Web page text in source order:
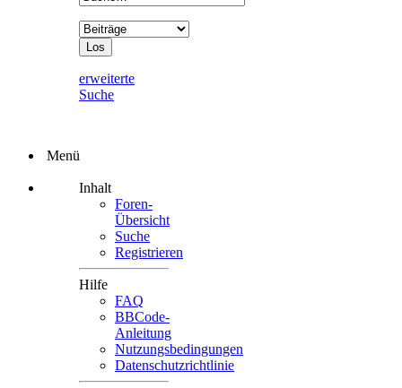
erweiterte
Suche
Menü
Inhalt
Foren-
Übersicht
Suche
Registrieren
Hilfe
FAQ
BBCode-
Anleitung
Nutzungsbedingungen
Datenschutzrichtlinie